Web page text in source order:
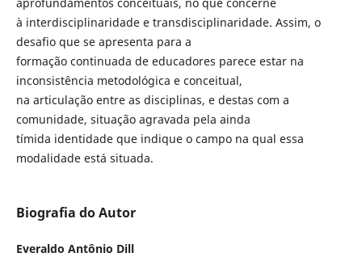
à interdisciplinaridade e transdisciplinaridade. Assim, o
desafio que se apresenta para a
formação continuada de educadores parece estar na
inconsistência metodológica e conceitual,
na articulação entre as disciplinas, e destas com a
comunidade, situação agravada pela ainda
tímida identidade que indique o campo na qual essa
modalidade está situada.
Biografia do Autor
Everaldo Antônio Dill